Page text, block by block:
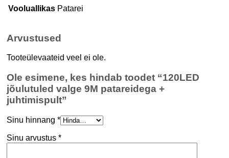
Vooluallikas Patarei
Arvustused
Tooteülevaateid veel ei ole.
Ole esimene, kes hindab toodet “120LED
jõulutuled valge 9M patareidega +
juhtimispult”
Sinu hinnang *
Sinu arvustus *